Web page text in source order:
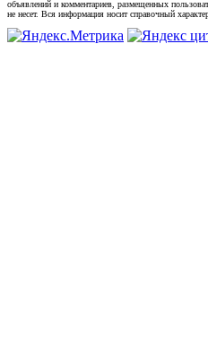
объявлений и комментариев, размещенных
не несет. Вся информация носит справочный